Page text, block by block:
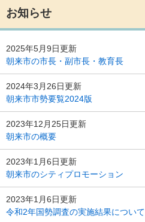
お知らせ
2025年5月9日更新
朝来市の市長・副市長・教育長
2024年3月26日更新
朝来市市勢要覧2024版
2023年12月25日更新
朝来市の概要
2023年1月6日更新
朝来市のシティプロモーション
2023年1月6日更新
令和2年国勢調査の実施結果について